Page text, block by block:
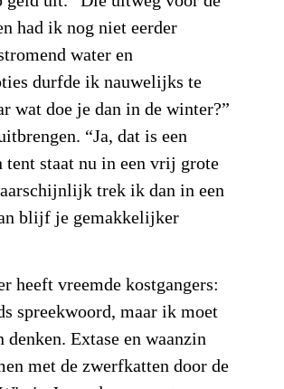
had ik nog niet eerder
water en
durfde ik nauwelijks te
wat doe je dan in de winter?”
“Ja, dat is een
staat nu in een vrij grote
trek ik dan in een
blijf je gemakkelijker
heeft vreemde kostgangers:
spreekwoord, maar ik moet
denken. Extase en waanzin
met de zwerfkatten door de